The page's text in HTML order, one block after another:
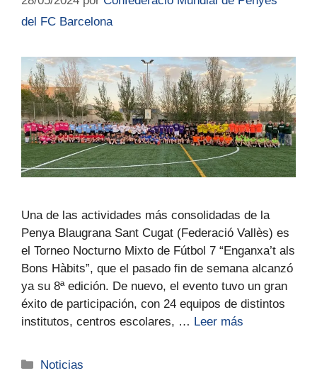
del FC Barcelona
Una de las actividades más consolidadas de la
Penya Blaugrana Sant Cugat (Federació Vallès) es
el Torneo Nocturno Mixto de Fútbol 7 “Enganxa’t als
Bons Hàbits”, que el pasado fin de semana alcanzó
ya su 8ª edición. De nuevo, el evento tuvo un gran
éxito de participación, con 24 equipos de distintos
institutos, centros escolares, … Leer más
Noticias